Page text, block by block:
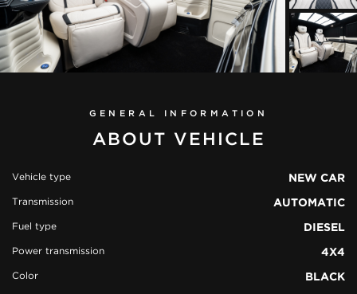
view all
GENERAL INFORMATION
ABOUT VEHICLE
Vehicle type NEW CAR
Transmission AUTOMATIC
Fuel type DIESEL
Power transmission 4X4
Color BLACK